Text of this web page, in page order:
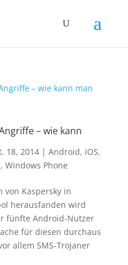
– wie kann
18, 2014| Android, iOS,
, Windows Phone
von Kaspersky in
herausfanden wird
fünfte Android-Nutzer
für diesen durchaus
allem SMS-Trojaner